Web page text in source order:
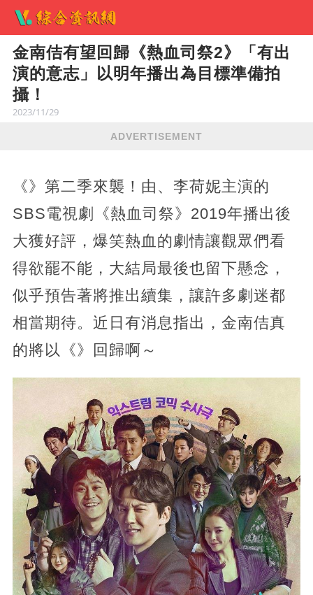
金南佶有望回歸《熱血司祭2》「有出
演的意志」以明年播出為目標準備拍
攝！
2023/11/29
ADVERTISEMENT
《》第二季來襲！由、李荷妮主演的
SBS電視劇《熱血司祭》2019年播出後
大獲好評，爆笑熱血的劇情讓觀眾們看
得欲罷不能，大結局最後也留下懸念，
似乎預告著將推出續集，讓許多劇迷都
相當期待。近日有消息指出，金南佶真
的將以《》回歸啊～